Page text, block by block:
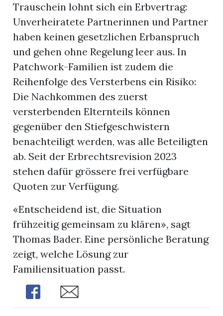
Trauschein lohnt sich ein Erbvertrag:
Unverheiratete Partnerinnen und Partner
haben keinen gesetzlichen Erbanspruch
und gehen ohne Regelung leer aus. In
Patchwork-Familien ist zudem die
Reihenfolge des Versterbens ein Risiko:
Die Nachkommen des zuerst
versterbenden Elternteils können
gegenüber den Stiefgeschwistern
benachteiligt werden, was alle Beteiligten
ab. Seit der Erbrechtsrevision 2023
stehen dafür grössere frei verfügbare
Quoten zur Verfügung.
«Entscheidend ist, die Situation
frühzeitig gemeinsam zu klären», sagt
Thomas Bader. Eine persönliche Beratung
zeigt, welche Lösung zur
Familiensituation passt.
Share
Share